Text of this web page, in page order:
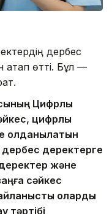
дербес
атап өтті. Бұл —
Цифрлық
цифрлық
қолданылатын
деректерге
және
сәйкес
оларды
тәртібі